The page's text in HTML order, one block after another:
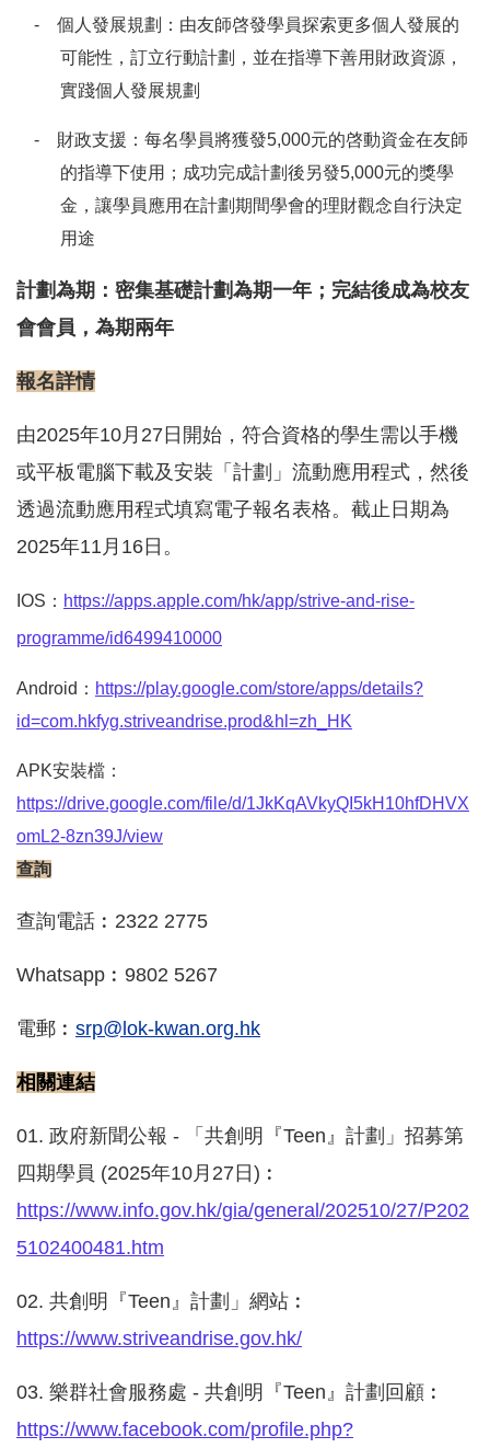
- 個人發展規劃：由友師啓發學員探索更多個人發展的
可能性，訂立行動計劃，並在指導下善用財政資源，
實踐個人發展規劃
- 財政支援：每名學員將獲發5,000元的啓動資金在友師
的指導下使用；成功完成計劃後另發5,000元的獎學
金，讓學員應用在計劃期間學會的理財觀念自行決定
用途
計劃為期： 密集基礎計劃為期一年；完結後成為校友
會會員，為期兩年
報名詳情
由2025年10 月 27 日開始，符合資格的學生需以手機
或平板電腦下載及安裝「計劃」流動應用程式，然後
透過流動應用程式填寫電子報名表格。截止日期為
2025年11 月 16日。
IOS： https://apps.apple.com/hk/app/strive-and-rise-
programme/id6499410000
Android： https://play.google.com/store/apps/details?
id=com.hkfyg.striveandrise.prod&hl=zh_HK
APK安裝檔：
https://drive.google.com/file/d/1JkKqAVkyQI5kH10hfDHVX
omL2-8zn39J/view
查詢
查詢電話 ︰ 2322 2775
Whatsapp ︰ 9802 5267
電郵︰ srp@lok-kwan.org.hk
相關連結
01. 政府新聞公報 - 「共創明『Teen 』計劃」招募第
四期學員 (2025年10 月 27 日) ︰
https://www.info.gov.hk/gia/general/202510/27/P202
5102400481.htm
02. 共創明『Teen』計劃」網站︰
https://www.striveandrise.gov.hk/
03. 樂群社會服務處 - 共創明『Teen』計劃回顧︰
https://www.facebook.com/profile.php?